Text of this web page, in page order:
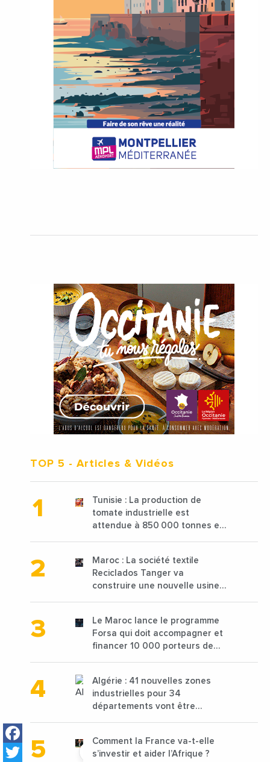
Facebook
Twitter
TOP 5 - Articles & Vidéos
Tunisie : La production de
tomate industrielle est
attendue à 850 000 tonnes en
Maroc : La société textile
Reciclados Tanger va
construire une nouvelle usine
Le Maroc lance le programme
Forsa qui doit accompagner et
financer 10 000 porteurs de
Algérie : 41 nouvelles zones
industrielles pour 34
départements vont être
Comment la France va-t-elle
s’investir et aider l’Afrique ?